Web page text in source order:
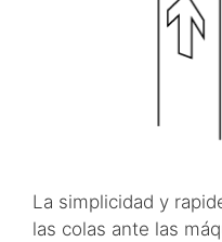
La simplicidad y
las colas ante las